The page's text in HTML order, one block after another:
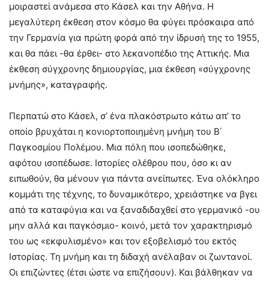
μοιραστεί ανάμεσα στο Κάσελ και την Αθήνα. Η
μεγαλύτερη έκθεση στον κόσμο θα φύγει πρόσκαιρα από
την Γερμανία για πρώτη φορά από την ίδρυσή της το 1955,
και θα πάει -θα έρθει- στο λεκανοπέδιο της Αττικής. Μια
έκθεση σύγχρονης δημιουργίας, μια έκθεση «σύγχρονης
μνήμης», καταγραφής.
Περπατώ στο Κάσελ, σ’ ένα πλακόστρωτο κάτω απ’ το
οποίο βρυχάται η κονιορτοποιημένη μνήμη του Β΄
Παγκοσμίου Πολέμου. Μια πόλη που ισοπεδώθηκε,
αφότου ισοπέδωσε. Ιστορίες ολέθρου που, όσο κι αν
ειπωθούν, θα μένουν για πάντα ανείπωτες. Ένα ολόκληρο
κομμάτι της τέχνης, το δυναμικότερο, χρειάστηκε να βγει
από τα καταφύγια και να ξαναδιδαχθεί στο γερμανικό -ου
μην αλλά και παγκόσμιο- κοινό, μετά τον χαρακτηρισμό
του ως «εκφυλισμένο» και τον εξοβελισμό του εκτός
Ιστορίας. Τη μνήμη και τη διδαχή ανέλαβαν οι ζωντανοί.
Οι επιζώντες (έτσι ώστε να επιζήσουν). Και βάλθηκαν να